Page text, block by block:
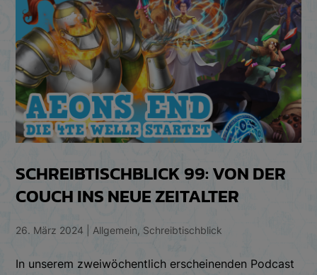
SCHREIBTISCHBLICK 99: VON DER
COUCH INS NEUE ZEITALTER
26. März 2024 Allgemein, Schreibtischblick
In unserem zweiwöchentlich erscheinenden Podcast